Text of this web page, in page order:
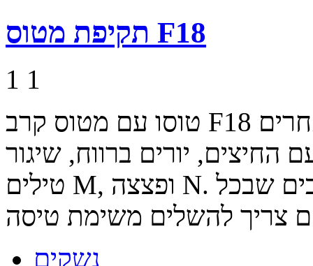
תקיפת מטוס F18
1 1
טוסו עם מטוס קרב F18 מתקדם ביותר ואל תתנו למטוסים אחרים
יורים ברווח, שיגור
טילים M, ופצצה N. במשחק טיסה זה יש מספר שלבים שבכל
נשקים